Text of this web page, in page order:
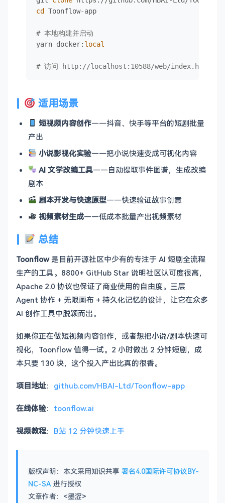
cd
Toonflow-app
# 本地构建并启动
yarn docker: local
# 访问 http://localhost:10588/web/index.html
适用场景
短视频内容创作——抖音、快手等平台的短剧批量
产出
小说影视化实验——把小说快速变成可视化内容
AI 文学改编工具——自动提取事件图谱，生成改编
剧本
剧本开发与快速原型——快速验证故事创意
视频素材生成——低成本批量产出视频素材
总结
Toonflow是目前开源社区中少有的专注于 AI 短剧全流程
生产的工具。8800+ GitHub Star 说明社区认可度很高，
Apache 2.0 协议也保证了商业使用的自由度。三层
Agent 协作 + 无限画布 + 持久化记忆的设计，让它在众多
AI 创作工具中脱颖而出。
如果你正在做短视频内容创作，或者想把小说/剧本快速可
视化，Toonflow 值得一试。2 小时做出 2 分钟短剧，成
本只要 130 块，这个投入产出比真的很香。
项目地址： github.com/HBAI-Ltd/Toonflow-app
在线体验： toonflow.ai
视频教程： B站 12 分钟快速上手
版权声明：本文采用知识共享 署名4.0国际许可协议BY-
NC-SA 进行授权
文章作者：<墨涩>